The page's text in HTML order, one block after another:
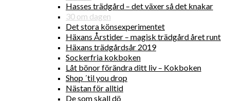
Hasses trädgård – det växer så det knakar
30 om dagen
Det stora könsexperimentet
Häxans Årstider – magisk trädgård året runt
Häxans trädgårdsår 2019
Sockerfria kokboken
Låt bönor förändra ditt liv – Kokboken
Shop ´til you drop
Nästan för alltid
De som skall dö